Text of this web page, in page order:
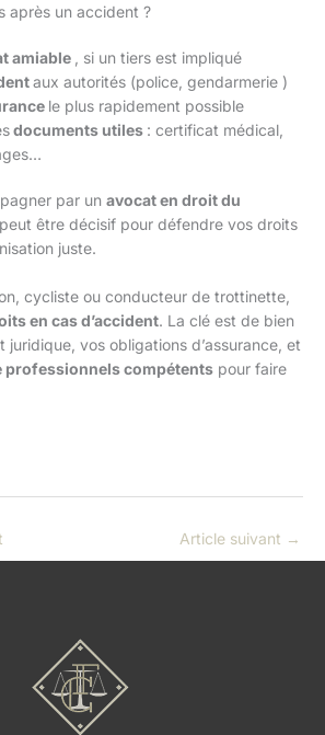
après un accident ?
amiable
, si un tiers est impliqué
aux autorités (police, gendarmerie )
le plus rapidement possible
documents utiles : certificat médical,
par un avocat en droit du
peut être décisif pour défendre vos droits
juste.
cycliste ou conducteur de trottinette,
en cas d’accident. La clé est de bien
vos obligations d’assurance, et
professionnels compétents pour faire
Article suivant →